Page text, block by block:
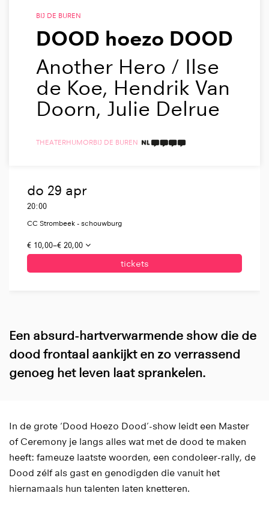
DOOD hoezo DOOD
Another Hero / Ilse
de Koe, Hendrik Van
Doorn, Julie Delrue
BIJ DE BUREN
THEATERHUMORBIJ DE BUREN 4 TAALICONEN
do 29 apr
20:00
CC Strombeek - schouwburg
€ 10,00–€ 20,00
tickets
Een absurd-hartverwarmende show die de
dood frontaal aankijkt en zo verrassend
genoeg het leven laat sprankelen.
In de grote ‘Dood Hoezo Dood’-show leidt een Master
of Ceremony je langs alles wat met de dood te maken
heeft: fameuze laatste woorden, een condoleer-rally, de
Dood zélf als gast en genodigden die vanuit het
hiernamaals hun talenten laten knetteren.